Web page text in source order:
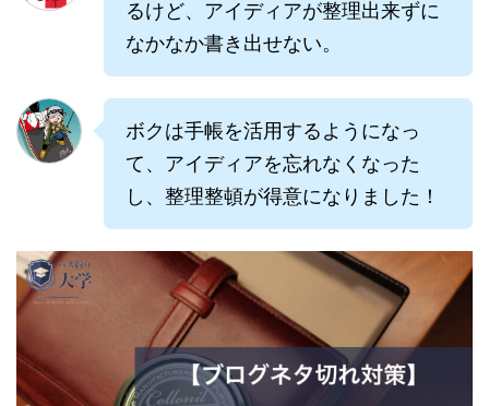
るけど、アイディアが整理出来ずに
なかなか書き出せない。
ボクは手帳を活用するようになっ
て、アイディアを忘れなくなった
し、整理整頓が得意になりました！